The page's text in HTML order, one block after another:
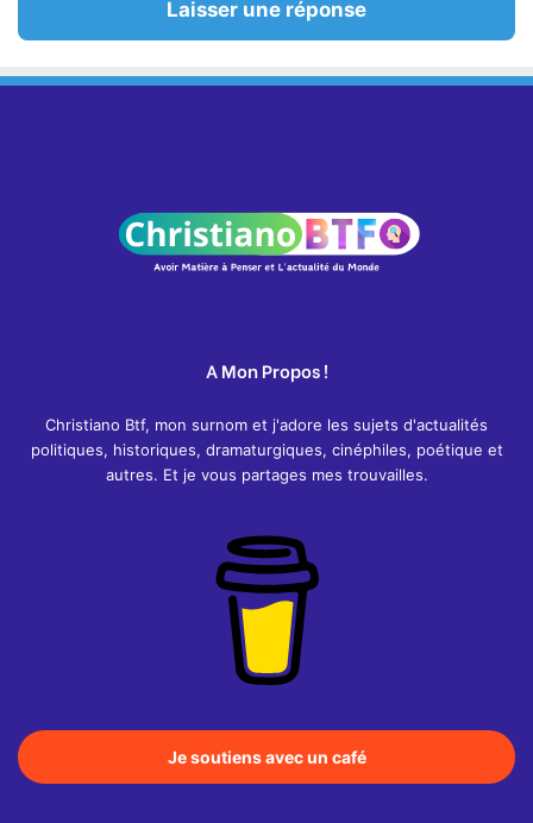
Laisser une réponse
A Mon Propos !
Christiano Btf, mon surnom et j'adore les sujets d'actualités
politiques, historiques, dramaturgiques, cinéphiles, poétique et
autres. Et je vous partages mes trouvailles.
Je soutiens avec un café